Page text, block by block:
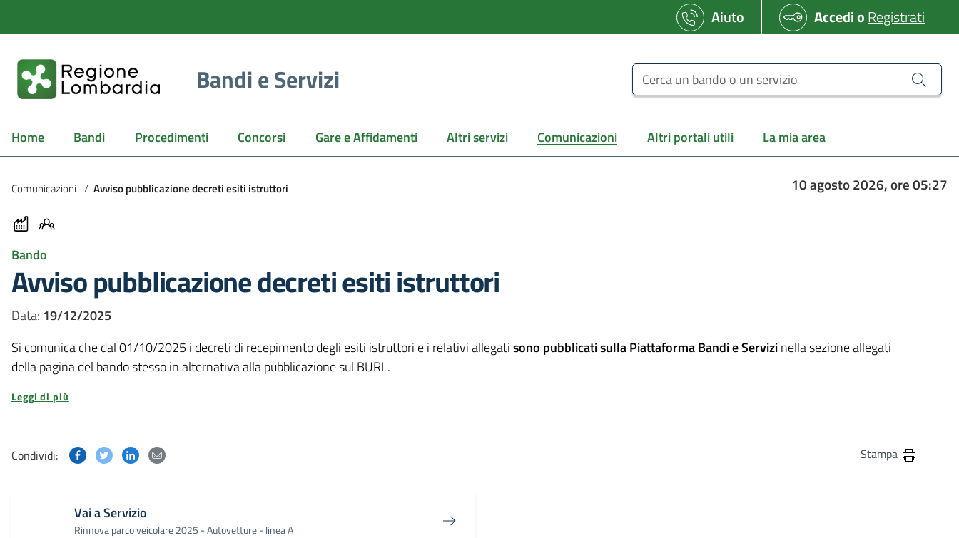
Aiuto AccedioRegistrati
Bandi e Servizi Cerca un bando o un servizio
Home Bandi Procedimenti Concorsi Gare e Affidamenti Altri servizi Comunicazioni Altri portali utili La mia area
Comunicazioni / Avviso pubblicazione decreti esiti istruttori 10 agosto 2026, ore 05:27
Bando
Avviso pubblicazione decreti esiti istruttori
Data: 19/12/2025
Si comunica che dal 01/10/2025 i decreti di recepimento degli esiti istruttori e i relativi allegatisono pubblicati sulla Piattaforma Bandi e Servizinella sezione allegati
della pagina del bando stesso in alternativa alla pubblicazione sul BURL.
Leggi di più
Condividi: Condividi questa pagina su Facebook
Condividi questa pagina su Twitter
Condividi questa pagina su Linkedin Stampa
Vai a Servizio
Rinnova parco veicolare 2025 - Autovetture - linea A